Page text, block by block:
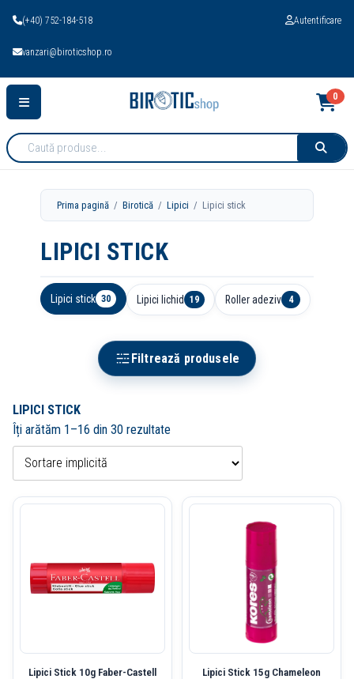
(+40) 752-184-518
vanzari@biroticshop.ro
Autentificare
Cauta
produse:
0
Prima pagină /Birotică /Lipici / Lipici stick
LIPICI STICK
Lipici stick 30 Lipici lichid 19 Roller adeziv 4
Filtrează produsele
LIPICI STICK
Îți arătăm 1–16 din 30 rezultate
Lipici Stick 10g Faber-Castell
Lipici Stick 15g Chameleon